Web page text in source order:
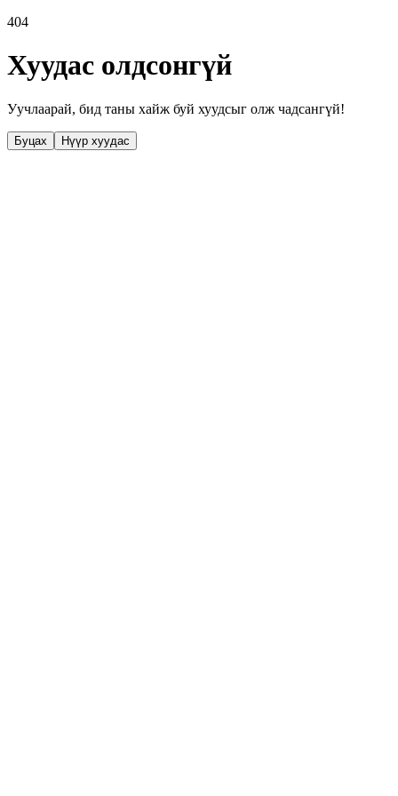
404
Хуудас олдсонгүй
Уучлаарай, бид таны хайж буй хуудсыг олж чадсангүй!
Буцах Нүүр хуудас